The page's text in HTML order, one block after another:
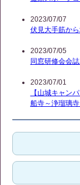
2023/07/07
伏見大手筋か
2023/07/05
同窓研修会会
2023/07/01
【山城キャ
船寺～浄瑠璃寺